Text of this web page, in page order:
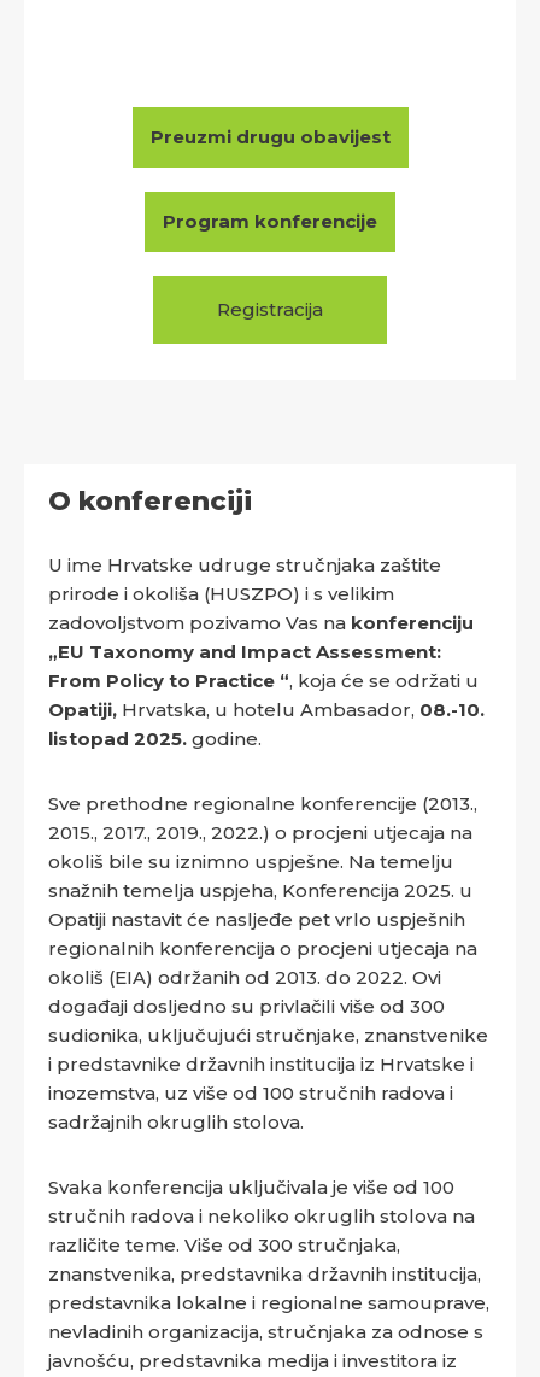
Preuzmi drugu obavijest
Program konferencije
Registracija
O konferenciji
U ime Hrvatske udruge stručnjaka zaštite
prirode i okoliša (HUSZPO) i s velikim
zadovoljstvom pozivamo Vas na konferenciju
„EU Taxonomy and Impact Assessment:
From Policy to Practice “, koja će se održati u
Opatiji, Hrvatska, u hotelu Ambasador, 08.-10.
listopad 2025. godine.
Sve prethodne regionalne konferencije (2013.,
2015., 2017., 2019., 2022.) o procjeni utjecaja na
okoliš bile su iznimno uspješne. Na temelju
snažnih temelja uspjeha, Konferencija 2025. u
Opatiji nastavit će nasljeđe pet vrlo uspješnih
regionalnih konferencija o procjeni utjecaja na
okoliš (EIA) održanih od 2013. do 2022. Ovi
događaji dosljedno su privlačili više od 300
sudionika, uključujući stručnjake, znanstvenike
i predstavnike državnih institucija iz Hrvatske i
inozemstva, uz više od 100 stručnih radova i
sadržajnih okruglih stolova.
Svaka konferencija uključivala je više od 100
stručnih radova i nekoliko okruglih stolova na
različite teme. Više od 300 stručnjaka,
znanstvenika, predstavnika državnih institucija,
predstavnika lokalne i regionalne samouprave,
nevladinih organizacija, stručnjaka za odnose s
javnošću, predstavnika medija i investitora iz